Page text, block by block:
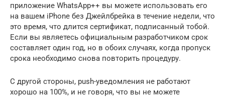
приложение WhatsApp++ вы можете использовать его
на вашем iPhone без Джейлбрейка в течение недели, что
это время, что длится сертификат, подписанный тобой.
Если вы являетесь официальным разработчиком срок
составляет один год, но в обоих случаях, когда пропуск
срока необходимо снова повторить процедуру.
С другой стороны, push-уведомления не работают
хорошо на 100%, и не говоря, что вы не можете